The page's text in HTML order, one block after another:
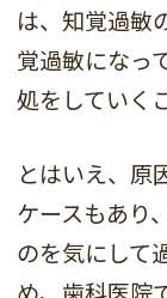
は、知覚過敏
覚過敏になっ
処をしていく
とはいえ、原
ケースもあり
のを気にして